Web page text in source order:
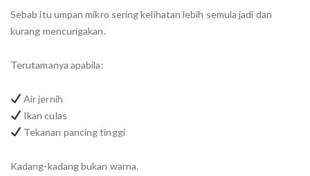
Sebab itu umpan mikro sering kelihatan lebih semula jadi dan
kurang mencurigakan.
Terutamanya apabila:
Air jernih
Ikan culas
Tekanan pancing tinggi
Kadang-kadang bukan warna.